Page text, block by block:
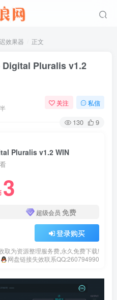
效果器 正文
Digital Pluralis v1.2
关注 私信
130 9
Pluralis v1.2 WIN
3
超级会员 免费
登录购买
取为资源整理服务费,永久免费下载!
网盘链接失效联系QQ:260794990